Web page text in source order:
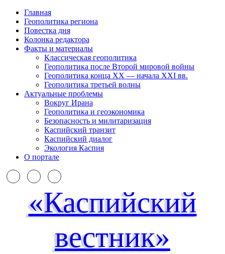
Главная
Геополитика региона
Повестка дня
Колонка редактора
Факты и материалы
Классическая геополитика
Геополитика после Второй мировой войны
Геополитика конца XX — начала XXI вв.
Геополитика третьей волны
Актуальные проблемы
Вокруг Ирана
Геополитика и геоэкономика
Безопасность и милитаризация
Каспийский транзит
Каспийский диалог
Экология Каспия
О портале
«Каспийский
вестник»